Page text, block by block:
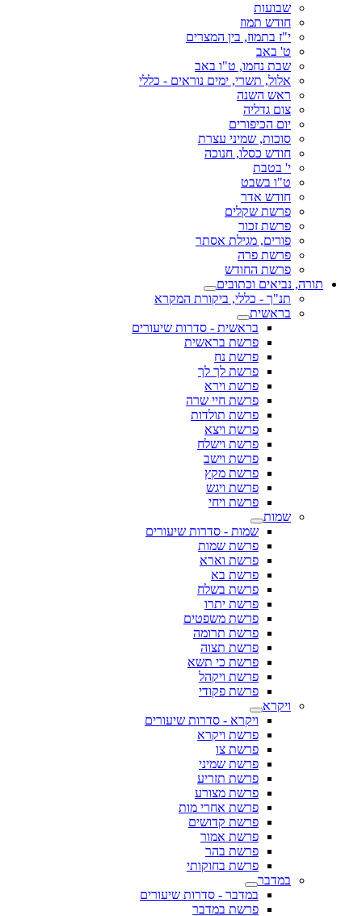
שבועות
חודש תמוז
י"ז בתמוז, בין המצרים
ט' באב
שבת נחמו, ט"ו באב
אלול, תשרי, ימים נוראים - כללי
ראש השנה
צום גדליה
יום הכיפורים
סוכות, שמיני עצרת
חודש כסלו, חנוכה
י' בטבת
ט"ו בשבט
חודש אדר
פרשת שקלים
פרשת זכור
פורים, מגילת אסתר
פרשת פרה
פרשת החודש
תורה, נביאים וכתובים
תנ"ך - כללי, ביקורת המקרא
בראשית
בראשית - סדרות שיעורים
פרשת בראשית
פרשת נח
פרשת לך לך
פרשת וירא
פרשת חיי שרה
פרשת תולדות
פרשת ויצא
פרשת וישלח
פרשת וישב
פרשת מקץ
פרשת ויגש
פרשת ויחי
שמות
שמות - סדרות שיעורים
פרשת שמות
פרשת וארא
פרשת בא
פרשת בשלח
פרשת יתרו
פרשת משפטים
פרשת תרומה
פרשת תצוה
פרשת כי תשא
פרשת ויקהל
פרשת פקודי
ויקרא
ויקרא - סדרות שיעורים
פרשת ויקרא
פרשת צו
פרשת שמיני
פרשת תזריע
פרשת מצורע
פרשת אחרי מות
פרשת קדושים
פרשת אמור
פרשת בהר
פרשת בחוקותי
במדבר
במדבר - סדרות שיעורים
פרשת במדבר